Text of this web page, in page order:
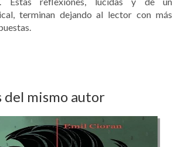
terminan dejando al lector con más
mismo autor